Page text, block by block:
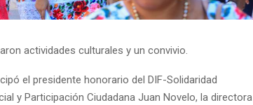
actividades culturales y un convivio.
el presidente honorario del DIF-Solidaridad
y Participación Ciudadana Juan Novelo, la directora